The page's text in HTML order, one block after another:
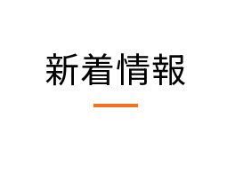
新着情報